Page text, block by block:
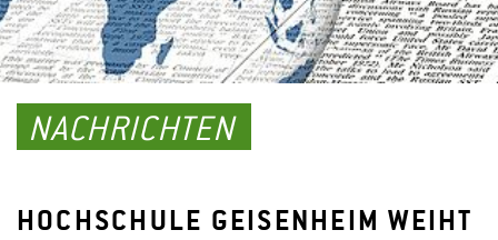
NACHRICHTEN
HOCHSCHULE GEISENHEIM WEIHT